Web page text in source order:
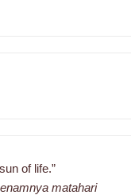
of life.”
matahari